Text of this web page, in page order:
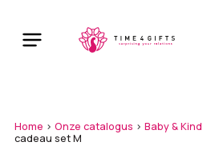
main
Home > Onze catalogus > Baby & Kind
cadeau set M